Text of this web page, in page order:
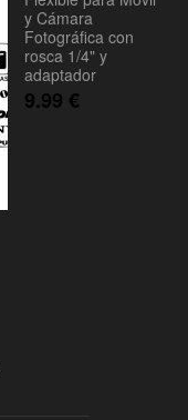
y Cámara
Fotográfica con
rosca 1/4" y
adaptador
9.99 €